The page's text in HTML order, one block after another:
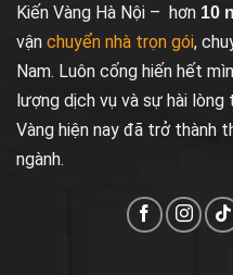
Kiến Vàng Hà Nội – hơn 10
vận chuyển nhà trọn gói,
Nam. Luôn cống hiến hết
lượng dịch vụ và sự hài
Vàng hiện nay đã trở thành
ngành.